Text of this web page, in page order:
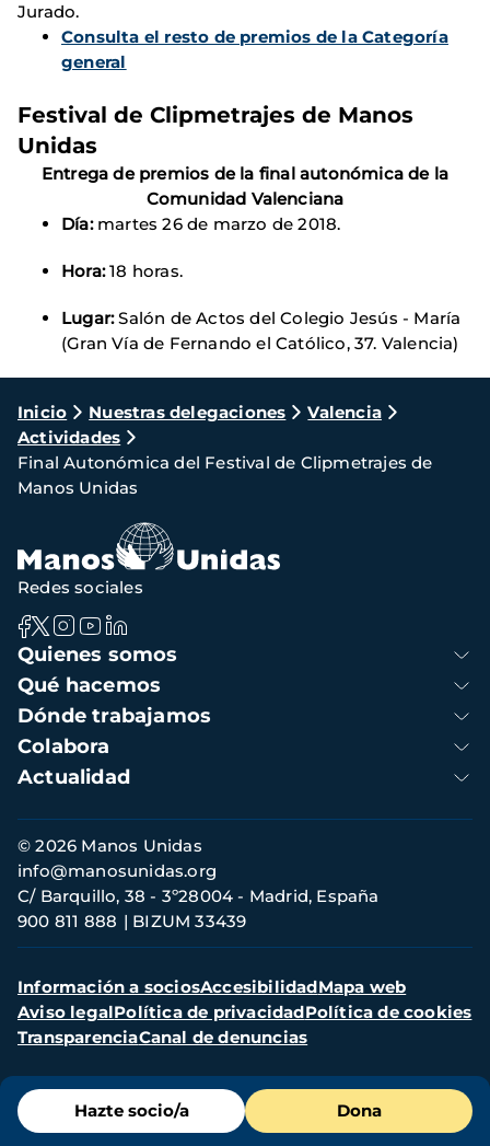
Jurado.
Consulta el resto de premios de la Categoría
general
Festival de Clipmetrajes de Manos
Unidas
Entrega de premios de la final autonómica de la
Comunidad Valenciana
Día: martes 26 de marzo de 2018.
Hora:18 horas.
Lugar:Salón de Actos del Colegio Jesús - María
(Gran Vía de Fernando el Católico, 37. Valencia)
Ruta
de
navegación
Inicio Nuestras delegaciones
Valencia
Actividades
Final Autonómica del Festival de Clipmetrajes de
Manos Unidas
Menú
de
Hazte socio/a Dona
Navegación
principal
Quienes somos
Qué hacemos
Dónde trabajamos
Colabora
Actualidad
Redes sociales
Información
de
contacto
© 2026 Manos Unidas
C/ Barquillo, 38 - 3º28004 - Madrid, España
900 811 888
BIZUM 33439
info@manosunidas.org
Menú
secundario
Información a sociosAccesibilidadMapa web
Aviso legalPolítica de privacidadPolítica de cookies
TransparenciaCanal de denuncias